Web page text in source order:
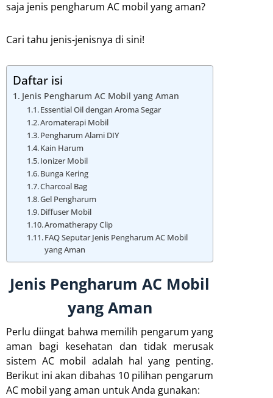
saja jenis pengharum AC mobil yang aman?
Cari tahu jenis-jenisnya di sini!
Daftar isi
Jenis Pengharum AC Mobil yang Aman
Essential Oil dengan Aroma Segar
Aromaterapi Mobil
Pengharum Alami DIY
Kain Harum
Ionizer Mobil
Bunga Kering
Charcoal Bag
Gel Pengharum
Diffuser Mobil
Aromatherapy Clip
FAQ Seputar Jenis Pengharum AC Mobil
yang Aman
Jenis Pengharum AC Mobil
yang Aman
Perlu diingat bahwa memilih pengarum yang
aman bagi kesehatan dan tidak merusak
sistem AC mobil adalah hal yang penting.
Berikut ini akan dibahas 10 pilihan pengarum
AC mobil yang aman untuk Anda gunakan: